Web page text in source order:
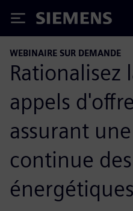
Siemens
WEBINAIRE SUR DEMANDE
Rationalisez
appels
assurant
continue
énergétiques